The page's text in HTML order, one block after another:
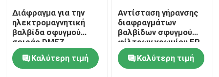
Διάφραγμα για την
ηλεκτρομαγνητική
βαλβίδα σφυγμού
σειράς DMFZ
Καλύτερη τιμή
Αντίσταση γήρανσης
διαφραγμάτων
βαλβίδων σφυγμού
φίλτρων χρωμίου FR
Καλύτερη τιμή